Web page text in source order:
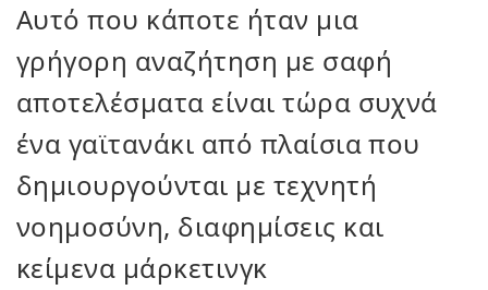
Αυτό που κάποτε ήταν μια
γρήγορη αναζήτηση με σαφή
αποτελέσματα είναι τώρα συχνά
ένα γαϊτανάκι από πλαίσια που
δημιουργούνται με τεχνητή
νοημοσύνη, διαφημίσεις και
κείμενα μάρκετινγκ